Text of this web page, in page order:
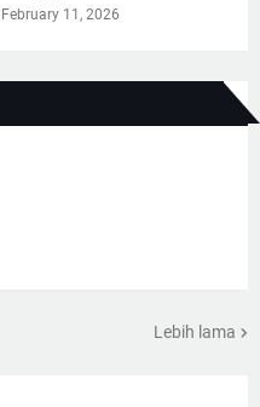
February 11, 2026
Lebih lama